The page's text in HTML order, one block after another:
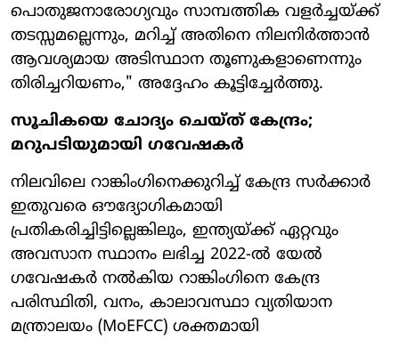
പൊതുജനാരോഗ്യവും സാമ്പത്തിക വളർച്ചയ്ക്ക്
തടസ്സമല്ലെന്നും, മറിച്ച് അതിനെ നിലനിർത്താൻ
ആവശ്യമായ അടിസ്ഥാന തൂണുകളാണെന്നും
തിരിച്ചറിയണം," അദ്ദേഹം കൂട്ടിച്ചേർത്തു.
സൂചികയെ ചോദ്യം ചെയ്ത് കേന്ദ്രം;
മറുപടിയുമായി ഗവേഷകർ
നിലവിലെ റാങ്കിംഗിനെക്കുറിച്ച് കേന്ദ്ര സർക്കാർ
ഇതുവരെ ഔദ്യോഗികമായി
പ്രതികരിച്ചിട്ടില്ലെങ്കിലും, ഇന്ത്യയ്ക്ക് ഏറ്റവും
അവസാന സ്ഥാനം ലഭിച്ച 2022-ൽ യേൽ
ഗവേഷകർ നൽകിയ റാങ്കിംഗിനെ കേന്ദ്ര
പരിസ്ഥിതി, വനം, കാലാവസ്ഥാ വ്യതിയാന
മന്ത്രാലയം (MoEFCC) ശക്തമായി